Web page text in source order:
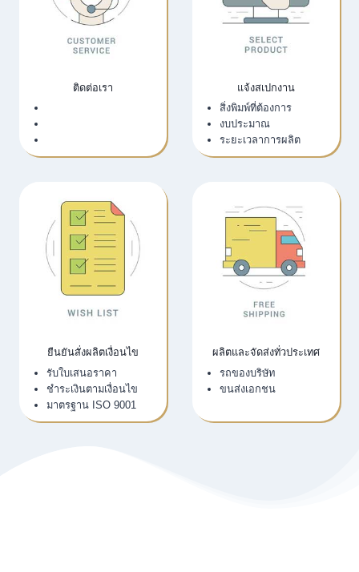
ติดต่อเรา
แจ้งสเปกงาน
สิ่งพิมพ์ที่ต้องการ
งบประมาณ
ระยะเวลาการผลิต
ยืนยันสั่งผลิตเงื่อนไข
รับใบเสนอราคา
ชำระเงินตามเงื่อนไข
มาตรฐาน ISO 9001
ผลิตและจัดส่งทั่วประเทศ
รถของบริษัท
ขนส่งเอกชน